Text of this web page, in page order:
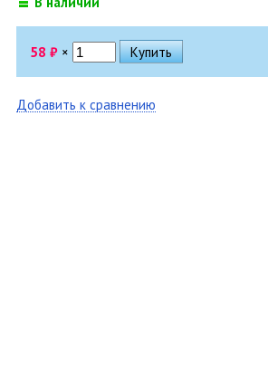
58 ₽ ×
Добавить к сравнению